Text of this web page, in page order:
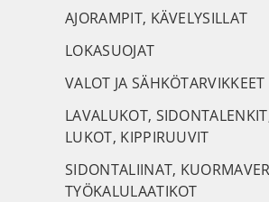
AJORAMPIT, KÄVELYSILLAT
LOKASUOJAT
VALOT JA SÄHKÖTARVIKKEET
LAVALUKOT,
LUKOT, KIPPIRUUVIT
SIDONTALIINAT,
TYÖKALULAATIKOT